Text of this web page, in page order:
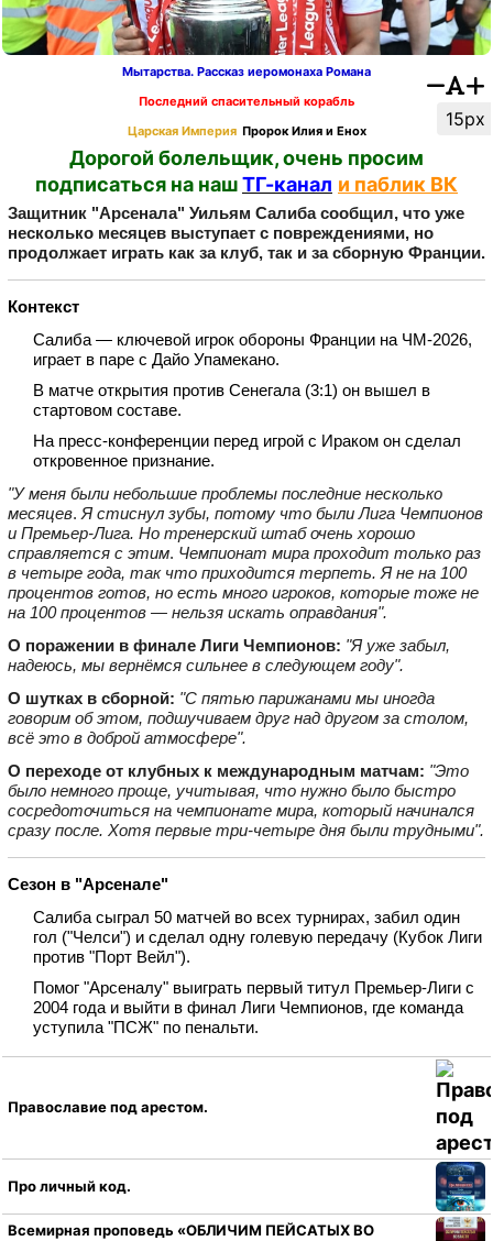
15px
Мытарства. Рассказ иеромонаха Романа
Последний спасительный корабль
Царская Империя Пророк Илия и Енох
Дорогой болельщик, очень просим
подписаться на нашТГ-канал и паблик ВК
Защитник "Арсенала" Уильям Салиба сообщил, что уже
несколько месяцев выступает с повреждениями, но
продолжает играть как за клуб, так и за сборную Франции.
Контекст
Салиба — ключевой игрок обороны Франции на ЧМ‑2026,
играет в паре с Дайо Упамекано.
В матче открытия против Сенегала (3:1) он вышел в
стартовом составе.
На пресс‑конференции перед игрой с Ираком он сделал
откровенное признание.
"У меня были небольшие проблемы последние несколько
месяцев. Я стиснул зубы, потому что были Лига Чемпионов
и Премьер‑Лига. Но тренерский штаб очень хорошо
справляется с этим. Чемпионат мира проходит только раз
в четыре года, так что приходится терпеть. Я не на 100
процентов готов, но есть много игроков, которые тоже не
на 100 процентов — нельзя искать оправдания".
О поражении в финале Лиги Чемпионов: "Я уже забыл,
надеюсь, мы вернёмся сильнее в следующем году".
О шутках в сборной: "С пятью парижанами мы иногда
говорим об этом, подшучиваем друг над другом за столом,
всё это в доброй атмосфере".
О переходе от клубных к международным матчам: "Это
было немного проще, учитывая, что нужно было быстро
сосредоточиться на чемпионате мира, который начинался
сразу после. Хотя первые три‑четыре дня были трудными".
Сезон в "Арсенале"
Салиба сыграл 50 матчей во всех турнирах, забил один
гол ("Челси") и сделал одну голевую передачу (Кубок Лиги
против "Порт Вейл").
Помог "Арсеналу" выиграть первый титул Премьер‑Лиги с
2004 года и выйти в финал Лиги Чемпионов, где команда
уступила "ПСЖ" по пенальти.
Православие под арестом.
Про личный код.
Всемирная проповедь «ОБЛИЧИМ ПЕЙСАТЫХ ВО